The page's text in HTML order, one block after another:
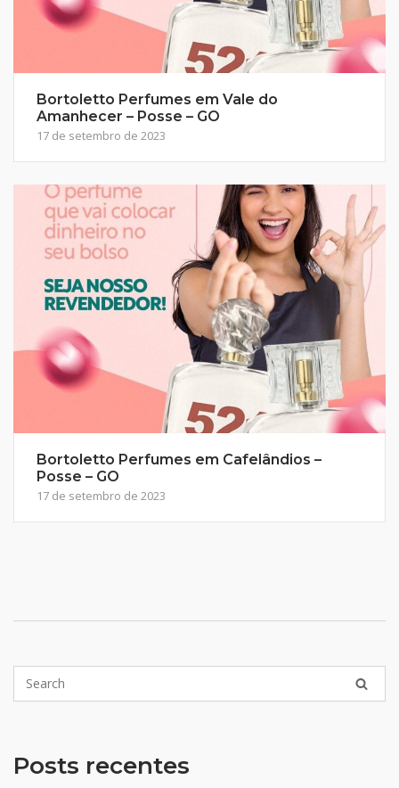
Bortoletto Perfumes em Vale do
Amanhecer – Posse – GO
17 de setembro de 2023
Bortoletto Perfumes em Cafelândios –
Posse – GO
17 de setembro de 2023
Posts recentes